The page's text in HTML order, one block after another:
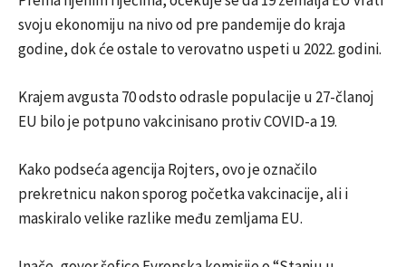
svoju ekonomiju na nivo od pre pandemije do kraja
godine, dok će ostale to verovatno uspeti u 2022. godini.
Krajem avgusta 70 odsto odrasle populacije u 27-članoj
EU bilo je potpuno vakcinisano protiv COVID-a 19.
Kako podseća agencija Rojters, ovo je označilo
prekretnicu nakon sporog početka vakcinacije, ali i
maskiralo velike razlike među zemljama EU.